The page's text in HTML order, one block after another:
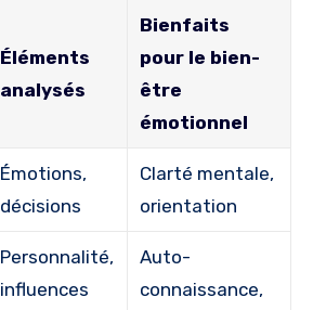
Éléments
analysés
Bienfaits
pour le bien-
être
émotionnel
Émotions,
décisions
Clarté mentale,
orientation
Personnalité,
influences
Auto-
connaissance,